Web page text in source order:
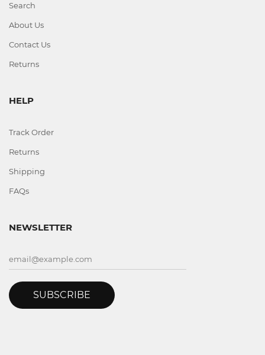
Search
About Us
Contact Us
Returns
HELP
Track Order
Returns
Shipping
FAQs
NEWSLETTER
SUBSCRIBE